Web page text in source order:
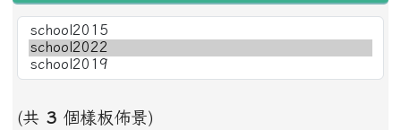
(共 3 個樣板佈景)